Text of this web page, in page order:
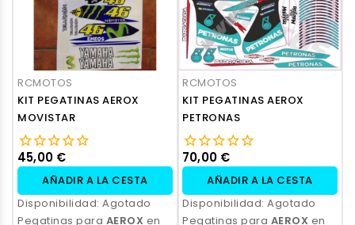
RCMOTOS
KIT PEGATINAS AEROX
MOVISTAR
45,00 €
AÑADIR A LA CESTA
Disponibilidad: Agotado
Pegatinas para AEROX en
RCMOTOS
KIT PEGATINAS AEROX
PETRONAS
70,00 €
AÑADIR A LA CESTA
Disponibilidad: Agotado
Pegatinas para AEROX en